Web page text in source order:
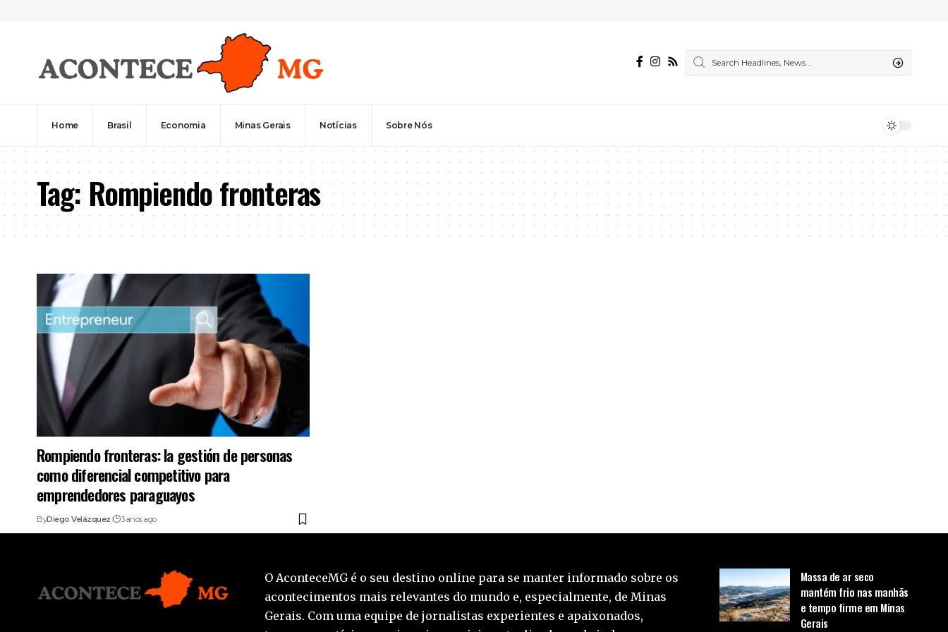
Home Brasil Economia Minas Gerais Notícias Sobre Nós
Tag:Rompiendo fronteras
Rompiendo fronteras: la gestión de personas
como diferencial competitivo para
emprendedores paraguayos
ByDiego Velázquez 3 anos ago
O AconteceMG é o seu destino online para se manter informado sobre os
acontecimentos mais relevantes do mundo e, especialmente, de Minas
Gerais. Com uma equipe de jornalistas experientes e apaixonados,
Massa de ar seco
mantém frio nas manhãs
e tempo firme em Minas
Gerais